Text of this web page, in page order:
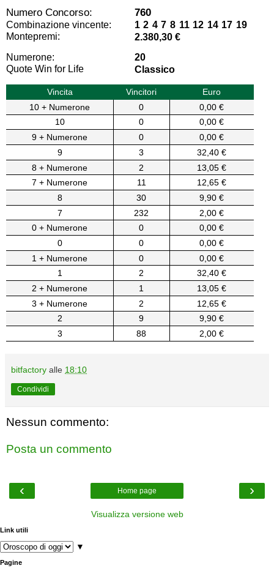
Numero Concorso: 760
Combinazione vincente:
1 2 4 7 8 11 12 14 17 19
Montepremi:
2.380,30 €
Numerone:
20
Quote Win for Life
Classico
Vincita Vincitori
Euro
10 + Numerone
0
0,00 €
10
0
0,00 €
9 + Numerone
0
0,00 €
9
3
32,40 €
8 + Numerone
2
13,05 €
7 + Numerone
11
12,65 €
8
30
9,90 €
7
232
2,00 €
0 + Numerone
0
0,00 €
0
0
0,00 €
1 + Numerone
0
0,00 €
1
2
32,40 €
2 + Numerone
1
13,05 €
3 + Numerone
2
12,65 €
2
9
9,90 €
3
88 2,00 €
bitfactory alle 18:10
Condividi
Nessun commento:
Posta un commento
‹ ›
Home page
Visualizza versione web
Link utili
▼
Pagine